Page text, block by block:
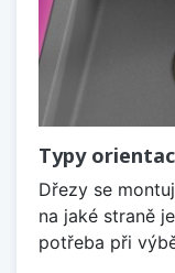
Typy
Dřezy se
na jaké straně
potřeba při